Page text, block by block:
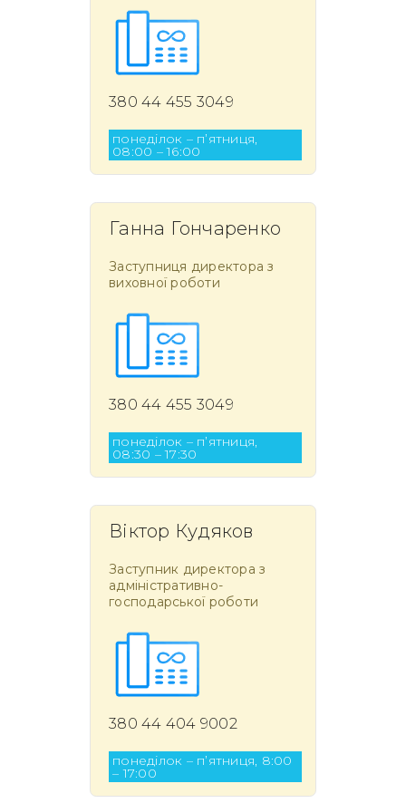
380 44 455 3049
понеділок – п’ятниця,
08:00 – 16:00
Ганна Гончаренко
Заступниця директора з
виховної роботи
380 44 455 3049
понеділок – п’ятниця,
08:30 – 17:30
Віктор Кудяков
Заступник директора з
адміністративно-
господарської роботи
380 44 404 9002
понеділок – п’ятниця, 8:00
– 17:00